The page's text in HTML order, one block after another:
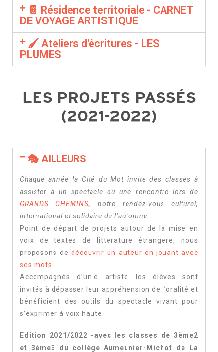
📔 Résidence territoriale - CARNET
DE VOYAGE ARTISTIQUE
🖌 Ateliers d'écritures - LES
PLUMES
LES PROJETS PASSÉS
(2021-2022)
🎭 AILLEURS
Chaque année la Cité du Mot invite des classes à
assister à un spectacle ou une rencontre lors de
GRANDS CHEMINS, notre rendez-vous culturel,
international et solidaire de l’automne.
Point de départ de projets autour de la mise en
voix de textes de littérature étrangère, nous
proposons dedécouvrir un auteur en jouant avec
ses mots
Accompagnés d’un.e artiste les élèves sont
invités à dépasser leur appréhension de l’oralité et
bénéficient des outils du spectacle vivant pour
s’exprimer à voix haute.
Édition 2021/2022 -avec les classes de 3ème2
et 3ème3 du collège Aumeunier-Michot de La